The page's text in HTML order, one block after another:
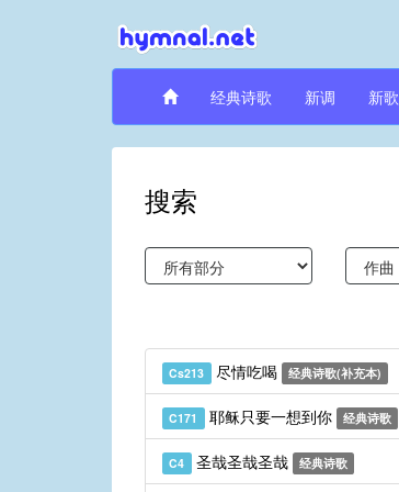
经典诗歌 新调 新歌
搜索
Cs213 尽情吃喝 经典诗歌(补充本)
C171 耶稣只要一想到你 经典诗歌
C4 圣哉圣哉圣哉 经典诗歌